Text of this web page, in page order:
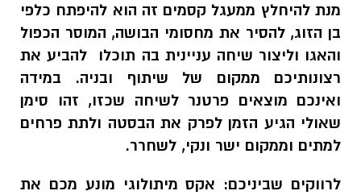
מנת להיחלץ ממעגל קסמים זה הוא להיפתח כלפי
בן הזוג, להסיר את מחסומי הבושה, המוסר הכפול
והאגו וליצור שיחה עניינית בה תוכלו להביע את
רצונותיכם ממקום של שיתוף ובניה. במידה
ואינכם מוצאים פרטנר לשיחה שכזו, זהו סימן
שאולי הגיע הזמן לפרק את הבסטה ולתת פרחים
למתים וממקום ישר ונקי, לשחרר.
לרווקים שביניכם: אקס מיתולוגי מונע מכם את